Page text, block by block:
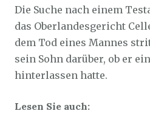
Die Suche nach einem
das Oberlandesgericht
dem Tod eines Mannes
sein Sohn darüber, ob er
hinterlassen hatte.
Lesen Sie auch: